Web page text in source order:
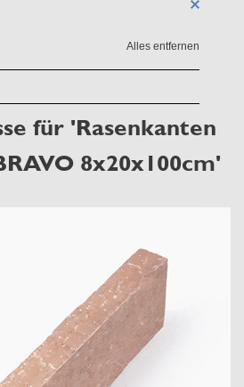
Alles entfernen
für 'Rasenkanten
8x20x100cm'